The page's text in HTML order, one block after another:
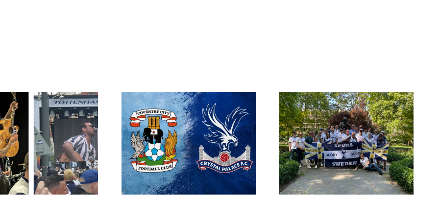
Biljettansökan för
Coventry & Palace
öppnar måndag
Sweden Spurs
medlemsresa hösten
2026
Biljettansökan till
Ipswich, Fulham och
Arsenal är öppen